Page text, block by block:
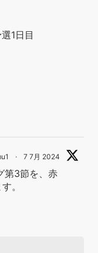
1日目
· 7 7月 2024
第3節を、赤
。